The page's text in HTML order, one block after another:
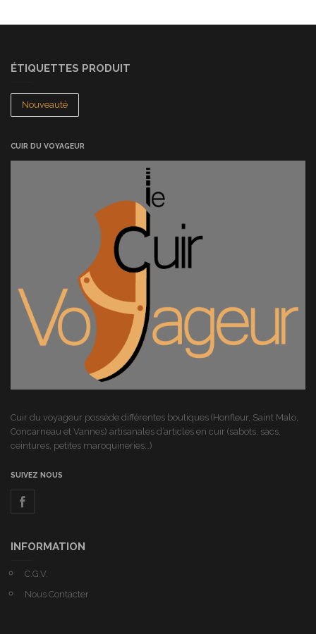
ÉTIQUETTES PRODUIT
Nouveauté
CUIR DU VOYAGEUR
Cuir du voyageur possède différentes boutiques (Honfleur, Saint Malo,
Concarneau et Vannes) artisanales d’articles en cuir (sabots, sacs,
ceintures, petites maroquineries…)
SUIVEZ NOUS
INFORMATION
C.G.V.
Nous Contacter